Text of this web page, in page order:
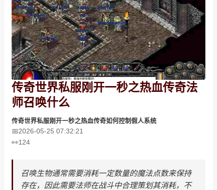
传奇世界私服刚开一秒之热血传奇法
师召唤什么
传奇世界私服刚开一秒之热血传奇如何控制假人系统
2026-05-25 07:32:21
124
召唤生物通常需要消耗一定数量的魔法点数来保持
存在，因此需要法师在战斗中合理策划其消耗，不